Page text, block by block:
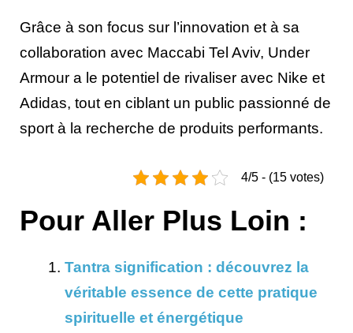
Grâce à son focus sur l’innovation et à sa
collaboration avec Maccabi Tel Aviv, Under
Armour a le potentiel de rivaliser avec Nike et
Adidas, tout en ciblant un public passionné de
sport à la recherche de produits performants.
4/5 - (15 votes)
Pour Aller Plus Loin :
Tantra signification : découvrez la
véritable essence de cette pratique
spirituelle et énergétique